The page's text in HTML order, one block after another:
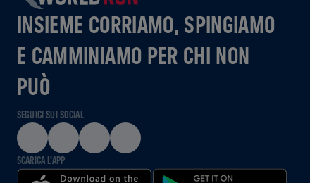
INSIEME CORRIAMO, SPINGIAMO
E CAMMINIAMO PER CHI NON
PUÒ
SEGUICI SUI SOCIAL
SCARICA L'APP